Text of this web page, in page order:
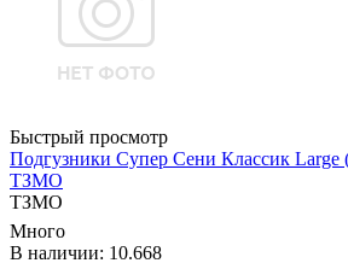
Быстрый просмотр
Подгузники Супер Сени Классик Large
ТЗМО
ТЗМО
Много
В наличии: 10.668